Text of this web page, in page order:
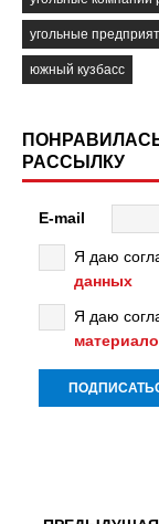
угольные
южный кузбасс
РАССЫЛКУ
E-mail
Я даю
данных
Я даю